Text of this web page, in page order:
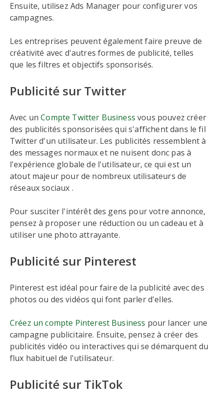
Ensuite, utilisez Ads Manager pour configurer vos
campagnes.
Les entreprises peuvent également faire preuve de
créativité avec d'autres formes de publicité, telles
que les filtres et objectifs sponsorisés.
Publicité sur Twitter
Avec unCompte Twitter Business vous pouvez créer
des publicités sponsorisées qui s'affichent dans le fil
Twitter d'un utilisateur. Les publicités ressemblent à
des messages normaux et ne nuisent donc pas à
l'expérience globale de l'utilisateur, ce qui est un
atout majeur pour de nombreux utilisateurs de
réseaux sociaux .
Pour susciter l'intérêt des gens pour votre annonce,
pensez à proposer une réduction ou un cadeau et à
utiliser une photo attrayante.
Publicité sur Pinterest
Pinterest est idéal pour faire de la publicité avec des
photos ou des vidéos qui font parler d'elles.
Créez un compte Pinterest Business pour lancer une
campagne publicitaire. Ensuite, pensez à créer des
publicités vidéo ou interactives qui se démarquent du
flux habituel de l'utilisateur.
Publicité sur TikTok